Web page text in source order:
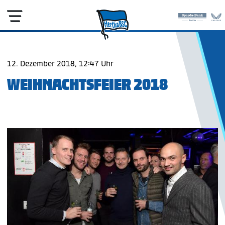
12. Dezember 2018, 12:47 Uhr
WEIHNACHTSFEIER 2018